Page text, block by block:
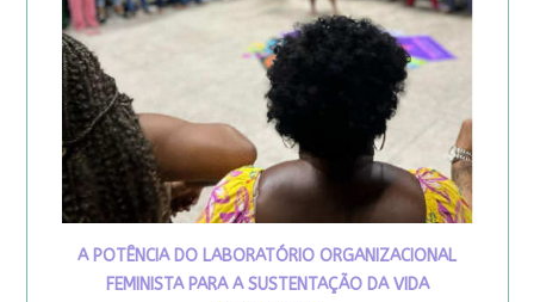
A POTÊNCIA DO LABORATÓRIO ORGANIZACIONAL
FEMINISTA PARA A SUSTENTAÇÃO DA VIDA